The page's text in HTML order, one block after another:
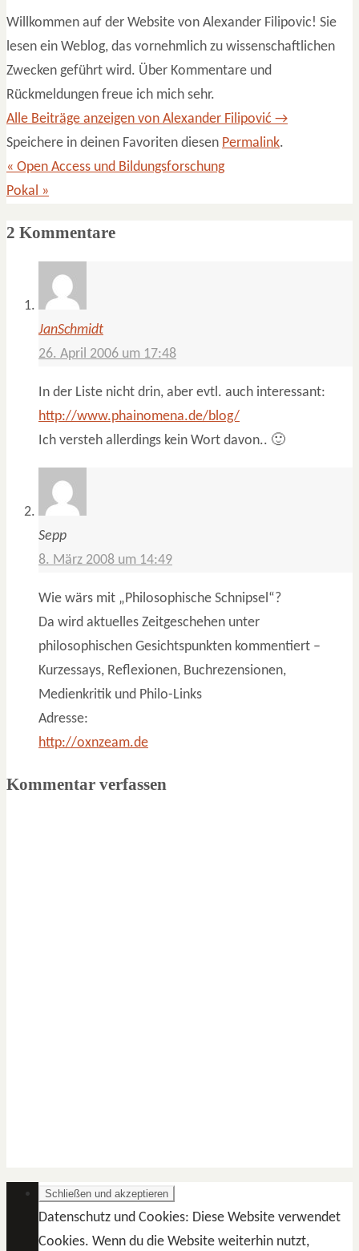
Willkommen auf der Website von Alexander Filipovic! Sie
lesen ein Weblog, das vornehmlich zu wissenschaftlichen
Zwecken geführt wird. Über Kommentare und
Rückmeldungen freue ich mich sehr.
Alle Beiträge anzeigen von Alexander Filipović →
Speichere in deinen Favoriten diesen Permalink.
« Open Access und Bildungsforschung
Pokal »
2 Kommentare
JanSchmidt
26. April 2006 um 17:48
In der Liste nicht drin, aber evtl. auch interessant:
http://www.phainomena.de/blog/
Ich versteh allerdings kein Wort davon.. 🙂
Sepp
8. März 2008 um 14:49
Wie wärs mit „Philosophische Schnipsel“?
Da wird aktuelles Zeitgeschehen unter
philosophischen Gesichtspunkten kommentiert –
Kurzessays, Reflexionen, Buchrezensionen,
Medienkritik und Philo-Links
Adresse:
http://oxnzeam.de
Kommentar verfassen
Datenschutz und Cookies: Diese Website verwendet
Cookies. Wenn du die Website weiterhin nutzt,